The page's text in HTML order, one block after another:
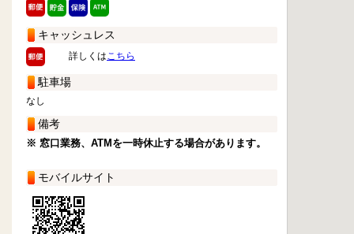
キャッシュレス
詳しくはこちら
駐車場
なし
備考
※ 窓口業務、ATMを一時休止する場合があります。
モバイルサイト